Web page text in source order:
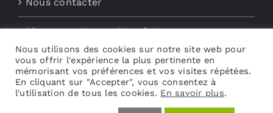
Nous contacter
Abonnements aux Newsletters
Découvrez My Audio
Nous utilisons des cookies sur notre site web pour
vous offrir l'expérience la plus pertinente en
mémorisant vos préférences et vos visites répétées.
En cliquant sur "Accepter", vous consentez à
l'utilisation de tous les cookies. En savoir plus.